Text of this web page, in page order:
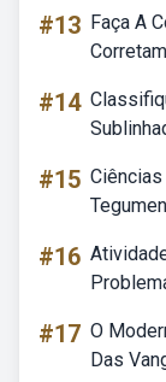
#13 Faça A
#14
#15
#16
#17 O
Das